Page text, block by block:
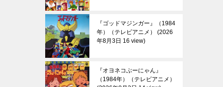
『ゴッドマジンガー』（1984
年）（テレビアニメ）
2026
年8月3日 16 view
『オヨネコぶーにゃん』
（1984年）（テレビアニメ）